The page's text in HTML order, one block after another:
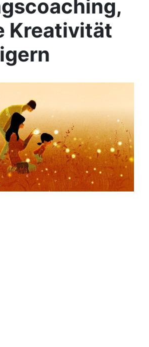
Kreativität